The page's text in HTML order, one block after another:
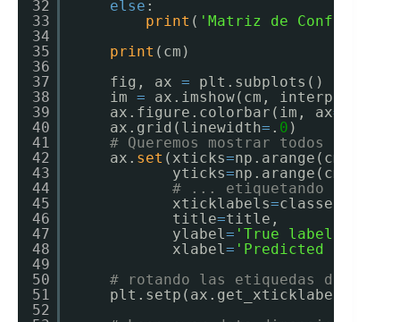
32
33
34
35
36
37
38
39
40
41
42
43
44
45
46
47
48
49
50
51
52
else :
print ( 'Matriz de Confusión
print (cm)
fig, ax =
plt.subplots()
im = ax.imshow(cm, interpolation
ax.figure.colorbar(im, ax=
ax.grid(linewidth= . 0 )
# Queremos mostrar todos los
ax. set (xticks=
yticks=
# ... etiquetando la
xticklabels=classes,
title=title,
ylabel= 'True label'
xlabel= 'Predicted label'
# rotando las etiquedas de los
plt.setp(ax.get_xticklabels(),